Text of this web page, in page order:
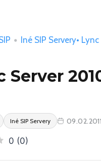
• Iné SIP Servery•
Server
Iné SIP Servery 09.02.2011
0 (0)